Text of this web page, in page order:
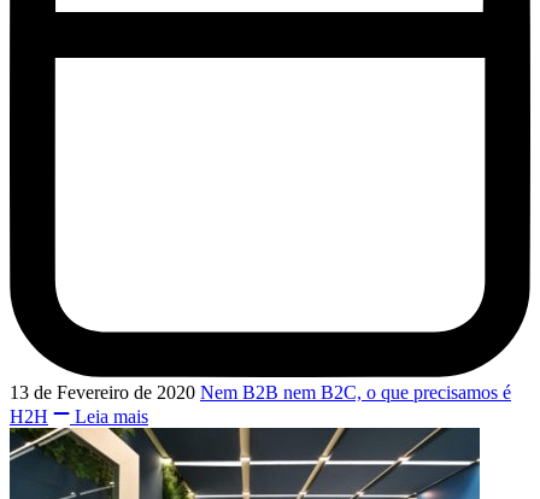
13 de Fevereiro de 2020 Nem B2B nem B2C, o que precisamos é
H2H
Leia mais